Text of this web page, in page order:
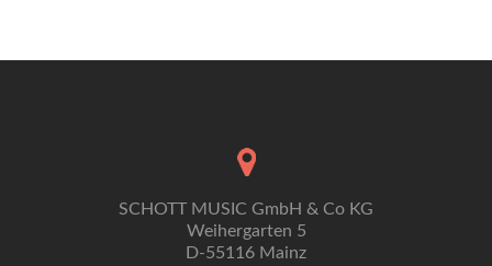
SCHOTT MUSIC GmbH & Co KG
Weihergarten 5
D-55116 Mainz